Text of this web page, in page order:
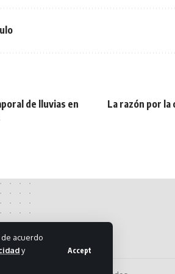
acuerdo
y
Accept
de lluvias en
La razón por la